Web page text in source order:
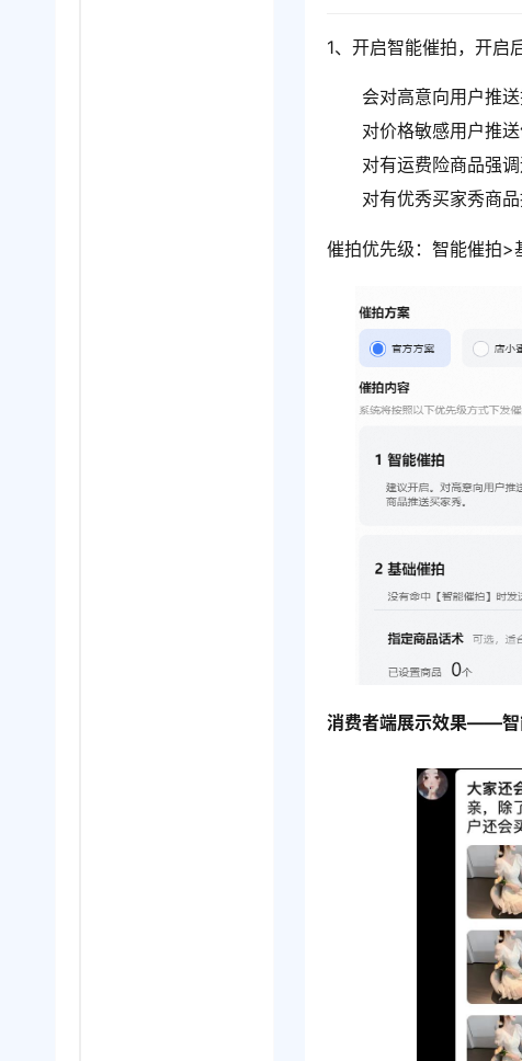
1、开启智能催拍，开启后
会对高意向用户推送
对价格敏感用户推送
对有运费险商品强调
对有优秀买家秀商品
催拍优先级：智能催拍>
消费者端展示效果——智